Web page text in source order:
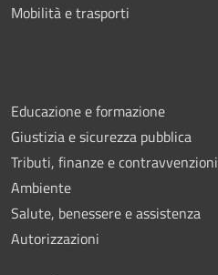
Mobilità e trasporti
Educazione e formazione
Giustizia e sicurezza pubblica
Tributi, finanze e contravvenzioni
Ambiente
Salute, benessere e assistenza
Autorizzazioni